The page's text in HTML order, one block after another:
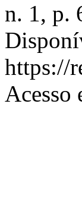
n. 1, p.
https://
Acesso